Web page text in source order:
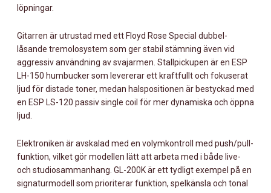
löpningar.
Gitarren är utrustad med ett Floyd Rose Special dubbel­
låsande tremolosystem som ger stabil stämning även vid
aggressiv användning av svajarmen. Stallpickupen är en ESP
LH-150 humbucker som levererar ett kraftfullt och fokuserat
ljud för distade toner, medan halspositionen är bestyckad med
en ESP LS-120 passiv single coil för mer dynamiska och öppna
ljud.
Elektroniken är avskalad med en volymkontroll med push/pull-
funktion, vilket gör modellen lätt att arbeta med i både live-
och studiosammanhang. GL-200K är ett tydligt exempel på en
signaturmodell som prioriterar funktion, spelkänsla och tonal